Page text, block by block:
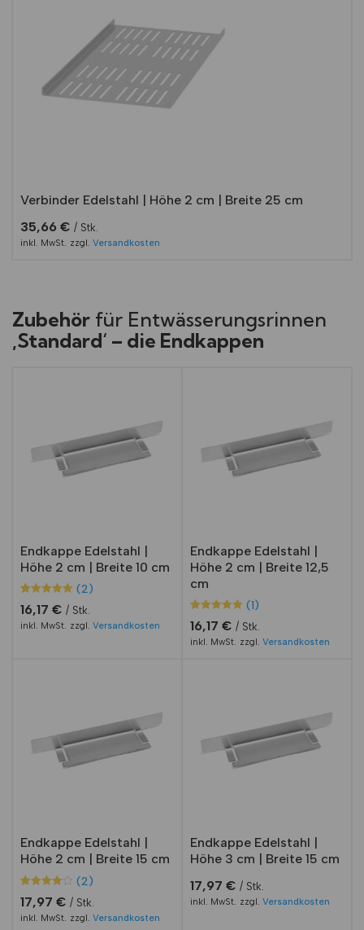
Verbinder Edelstahl | Höhe 2 cm | Breite 25 cm
35,66 € Stk.
inkl. MwSt. zzgl. Versandkosten
Zubehör für Entwässerungsrinnen
‚Standard‘ – die Endkappen
Endkappe Edelstahl |
Höhe 2 cm | Breite 10 cm
Bewertet mit
5.00
von 5,
2
(2)
16,17 € Stk.
inkl. MwSt. zzgl. Versandkosten
Endkappe Edelstahl |
Höhe 2 cm | Breite 12,5
cm
Bewertet mit
5.00
von 5,
1
(1)
16,17 € Stk.
inkl. MwSt. zzgl. Versandkosten
Endkappe Edelstahl |
Höhe 2 cm | Breite 15 cm
mit
4.00
von 5,
(2)
17,97 € Stk.
inkl. MwSt. zzgl. Versandkosten
Endkappe Edelstahl |
Höhe 3 cm | Breite 15 cm
17,97 € Stk.
inkl. MwSt. zzgl. Versandkosten